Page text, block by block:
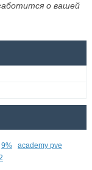
о вашей
9%
academy pve